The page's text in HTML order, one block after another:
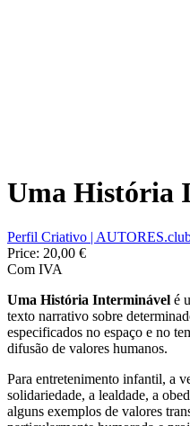
Uma História
Perfil Criativo |
Price: 20,00 €
Com IVA
Uma História Interminável é
texto narrativo sobre
especificados no espaço e no
difusão de valores humanos.
Para entretenimento infantil, a
solidariedade, a lealdade, a
alguns exemplos de valores